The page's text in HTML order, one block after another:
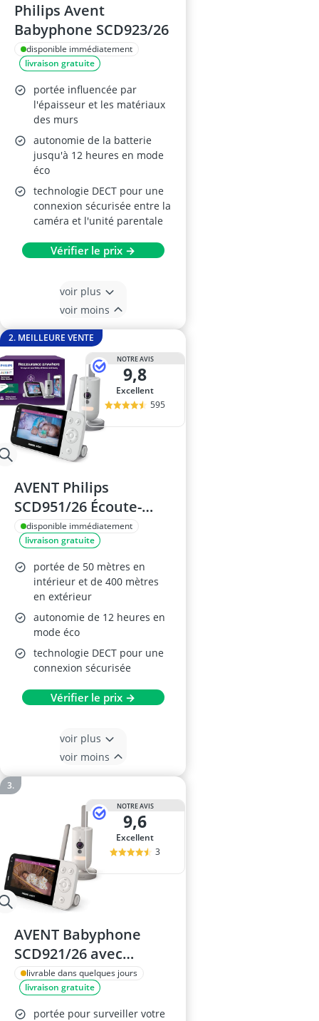
Philips Avent
Babyphone SCD923/26
disponible immédiatement
livraison gratuite
portée influencée par
l'épaisseur et les matériaux
des murs
autonomie de la batterie
jusqu'à 12 heures en mode
éco
technologie DECT pour une
connexion sécurisée entre la
caméra et l'unité parentale
Vérifier le prix →
voir plus
voir moins
2. MEILLEURE VENTE
NOTRE AVIS
9,8
Excellent
595
AVENT Philips
SCD951/26 Écoute-
bébé avec Caméra HD
Wi-FI
disponible immédiatement
livraison gratuite
portée de 50 mètres en
intérieur et de 400 mètres
en extérieur
autonomie de 12 heures en
mode éco
technologie DECT pour une
connexion sécurisée
Vérifier le prix →
voir plus
voir moins
NOTRE AVIS
9,6
Excellent
3
AVENT Babyphone
SCD921/26 avec
caméra
livrable dans quelques jours
livraison gratuite
portée pour surveiller votre